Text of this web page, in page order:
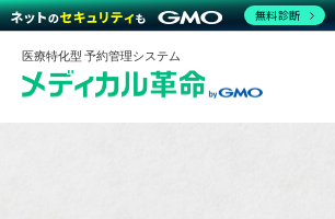
医療特化型 予約管理システム
無料診断